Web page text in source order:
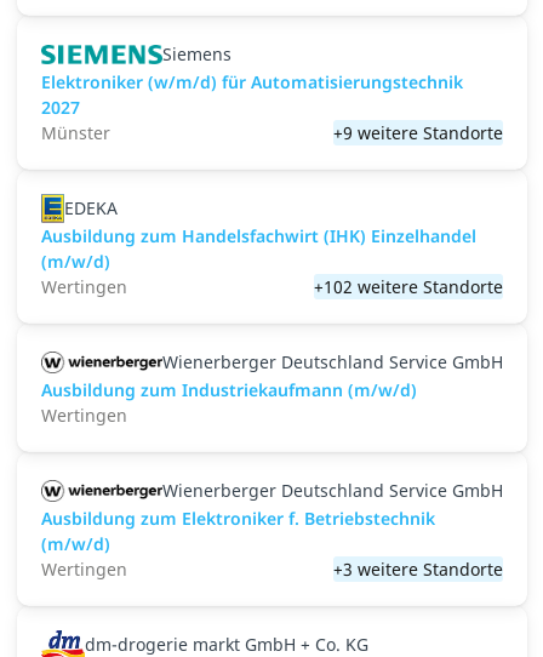
Siemens
Elektroniker (w/m/d) für Automatisierungstechnik
2027
Münster
+9 weitere Standorte
EDEKA
Ausbildung zum Handelsfachwirt (IHK) Einzelhandel
(m/w/d)
Wertingen
+102 weitere Standorte
Wienerberger Deutschland Service GmbH
Ausbildung zum Industriekaufmann (m/w/d)
Wertingen
Wienerberger Deutschland Service GmbH
Ausbildung zum Elektroniker f. Betriebstechnik
(m/w/d)
Wertingen
+3 weitere Standorte
dm-drogerie markt GmbH + Co. KG